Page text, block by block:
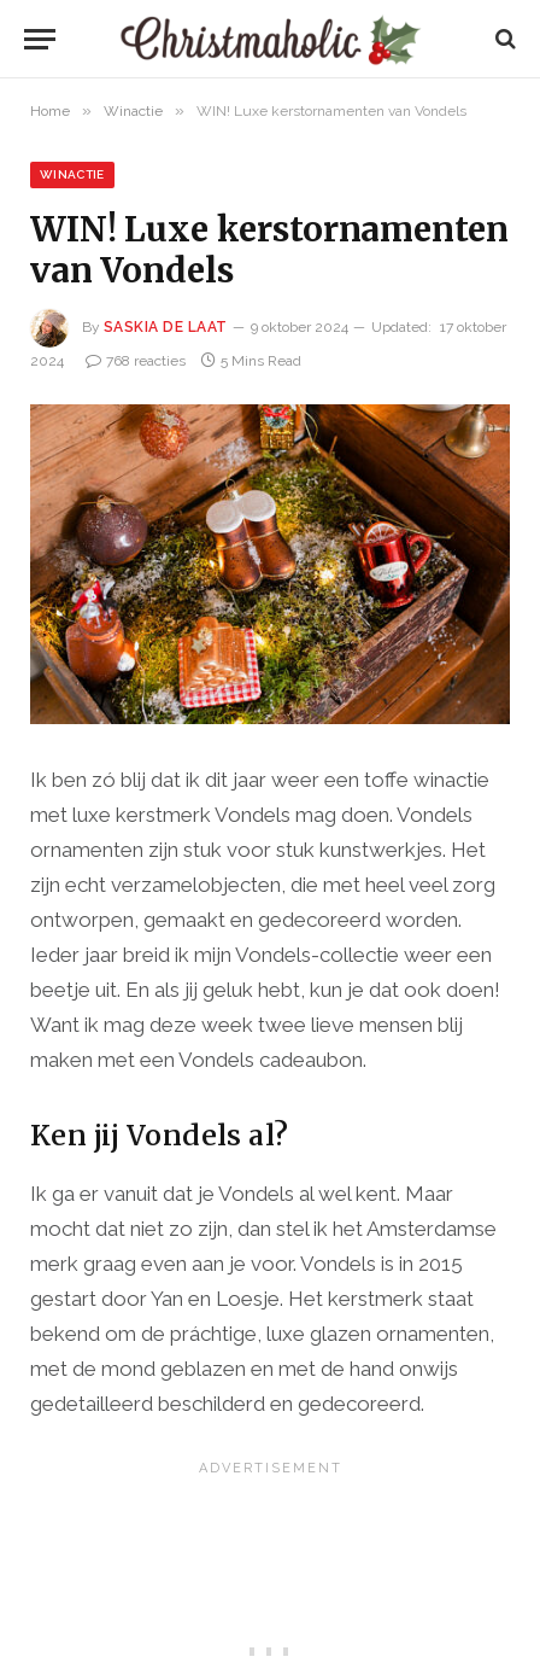
Home » Winactie » WIN! Luxe kerstornamenten van Vondels
WINACTIE
WIN! Luxe kerstornamenten
van Vondels
By SASKIA DE LAAT 9 oktober 2024 Updated: 17 oktober
2024
768 reacties 5 Mins Read
Ik ben zó blij dat ik dit jaar weer een toffe winactie
met luxe kerstmerk Vondels mag doen. Vondels
ornamenten zijn stuk voor stuk kunstwerkjes. Het
zijn echt verzamelobjecten, die met heel veel zorg
ontworpen, gemaakt en gedecoreerd worden.
Ieder jaar breid ik mijn Vondels-collectie weer een
beetje uit. En als jij geluk hebt, kun je dat ook doen!
Want ik mag deze week twee lieve mensen blij
maken met een Vondels cadeaubon.
Ken jij Vondels al?
Ik ga er vanuit dat je Vondels al wel kent. Maar
mocht dat niet zo zijn, dan stel ik het Amsterdamse
merk graag even aan je voor. Vondels is in 2015
gestart door Yan en Loesje. Het kerstmerk staat
bekend om de práchtige, luxe glazen ornamenten,
met de mond geblazen en met de hand onwijs
gedetailleerd beschilderd en gedecoreerd.